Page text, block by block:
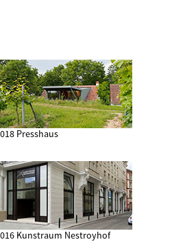
Presshaus
Kunstraum Nestroyhof